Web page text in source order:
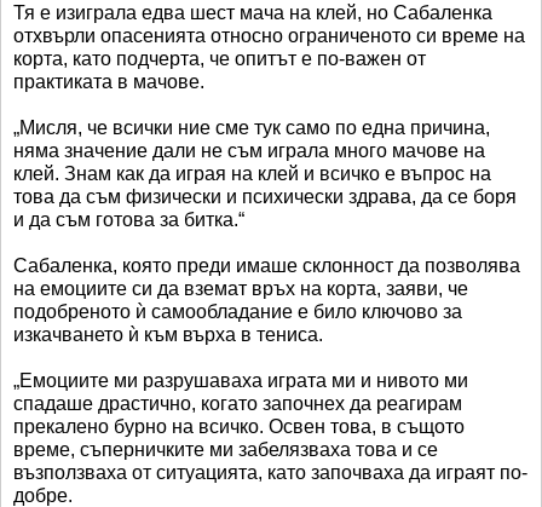
Тя е изиграла едва шест мача на клей, но Сабаленка
отхвърли опасенията относно ограниченото си време на
корта, като подчерта, че опитът е по-важен от
практиката в мачове.
„Мисля, че всички ние сме тук само по една причина,
няма значение дали не съм играла много мачове на
клей. Знам как да играя на клей и всичко е въпрос на
това да съм физически и психически здрава, да се боря
и да съм готова за битка.“
Сабаленка, която преди имаше склонност да позволява
на емоциите си да вземат връх на корта, заяви, че
подобреното ѝ самообладание е било ключово за
изкачването ѝ към върха в тениса.
„Емоциите ми разрушаваха играта ми и нивото ми
спадаше драстично, когато започнех да реагирам
прекалено бурно на всичко. Освен това, в същото
време, съперничките ми забелязваха това и се
възползваха от ситуацията, като започваха да играят по-
добре.